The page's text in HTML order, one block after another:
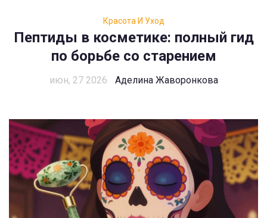
Красота И Уход
Пептиды в косметике: полный гид
по борьбе со старением
июн, 27 2026 Аделина Жаворонкова